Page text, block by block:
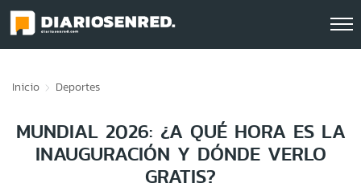
Inicio Deportes
MUNDIAL 2026: ¿A QUÉ HORA ES LA
INAUGURACIÓN Y DÓNDE VERLO
GRATIS?